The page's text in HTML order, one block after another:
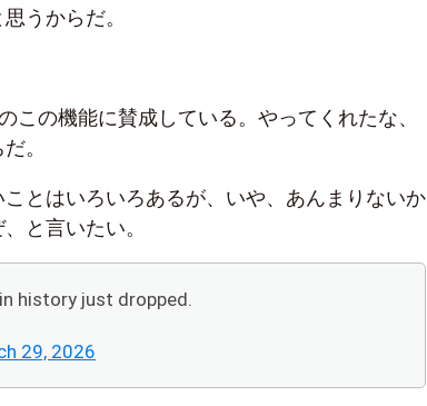
うからだ。
この機能に賛成している。やってくれたな、
。
とはいろいろあるが、いや、あんまりないか
と言いたい。
history just dropped.
29, 2026